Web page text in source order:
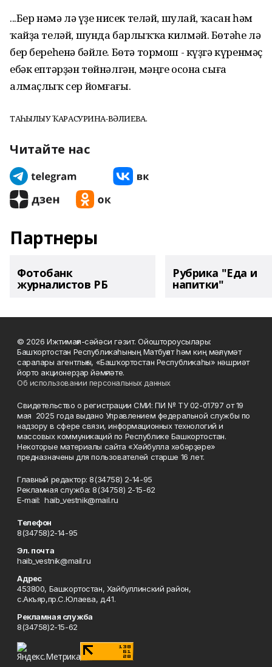
...Бер нәмә лә үҙе нисек теләй, шулай, ҡасан һәм
ҡайҙа теләй, шунда барлыҡҡа килмәй. Бөтәһе лә
бер береһенә бәйле. Бөтә тормош - күҙгә күренмәҫ
ебәк ептәрҙән төйнәлгән, мәңге осона сыға
алмаҫлыҡ сер йомғағы.
ТАҢҺЫЛЫУ ҠАРАСУРИНА-ВӘЛИЕВА.
Читайте нас
Партнеры
Фотобанк
журналистов РБ
Рубрика "Еда и
напитки"
© 2026 Ижтимағи-сәйәси гәзит. Ойоштороусылары:
Башҡортостан Республикаһының Матбуғат һәм киң мәғлүмәт
саралары агентлығы, «Башҡортостан Республикаһы» нәшриәт
йорто акционерҙар йәмғиәте.
Об использовании персональных данных
Свидетельство о регистрации СМИ: ПИ № ТУ 02-01797 от 19
мая 2025 года выдано Управлением федеральной службы по
надзору в сфере связи, информационных технологий и
массовых коммуникаций по Республике Башкортостан.
Некоторые материалы сайта «Хәйбулла хәбәрҙәре»
предназначены для пользователей старше 16 лет.
Главный редактор: 8(34758) 2-14-95
Рекламная служба: 8(34758) 2-15-62
Е-mаil: haib_vestnik@mail.ru
Телефон
8(34758)2-14-95
Эл. почта
haib_vestnik@mail.ru
Адрес
453800, Башкортостан, Хайбуллинский район,
с.Акъяр,пр.С.Юлаева, д.41.
Рекламная служба
8(34758)2-15-62